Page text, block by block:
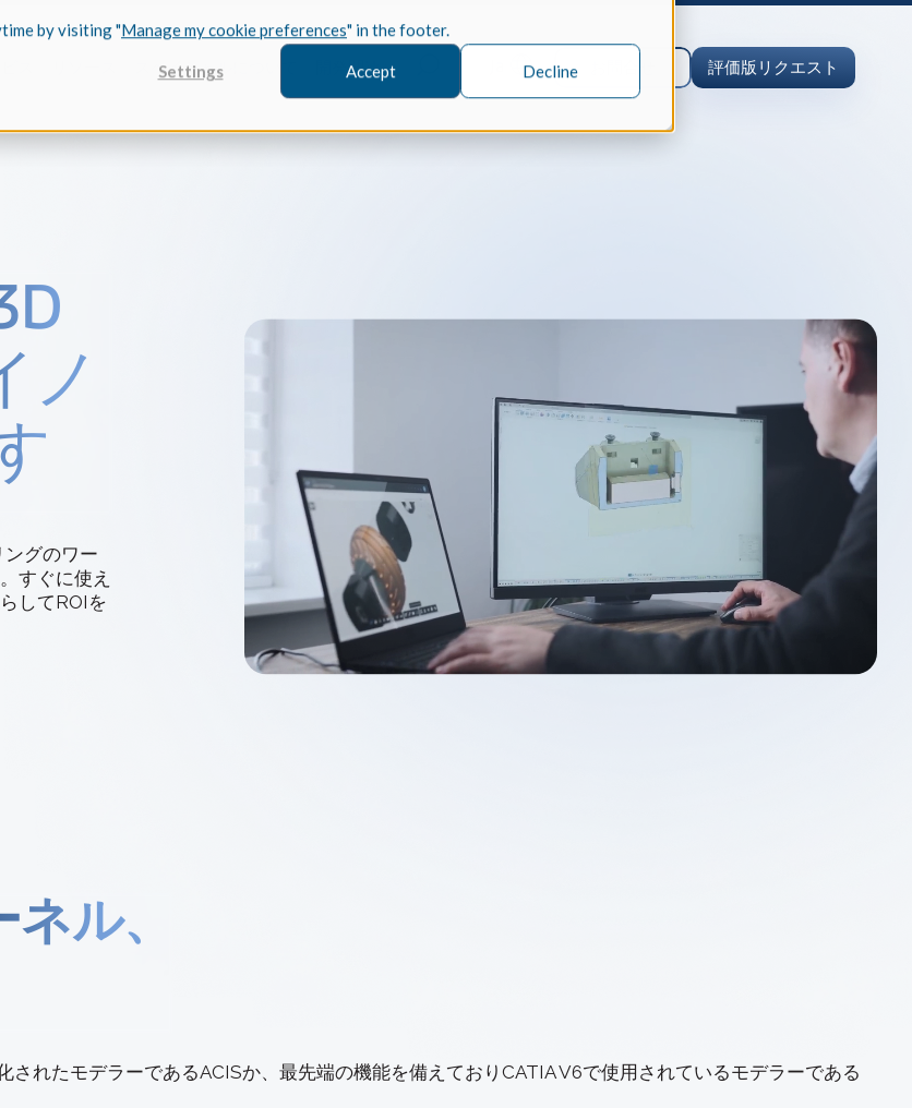
by visiting "Manage my cookie preferences" in the footer.
Settings Accept Decline
3D モデリング
3D ACIS Modeler
長い歴史と実績を持つ信頼性の高い3Dモデ
ラー
Constraint Design Solver
2Dおよび3Dモデル向け幾何拘束ソルバー
ケーススタディ/CAE
Treble が Spatial のカスタマイズされたメッ
シュ作成および相互運用性ソリューションを
使用して、より高速で信頼性の高いシミュ
レーションを実現する方法をご覧ください。
スペイシャルについて 開発関連 評価版リクエスト
ノ
グのワー
すぐに使え
してROIを
ル、
れたモデラーであるACISか、最先端の機能を備えておりCATIA V6で使用されているモデラーである